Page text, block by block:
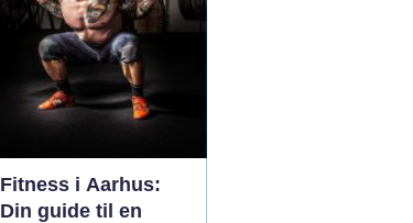
Fitness i Aarhus:
Din guide til en